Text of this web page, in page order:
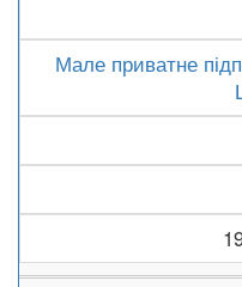
Мале приватне